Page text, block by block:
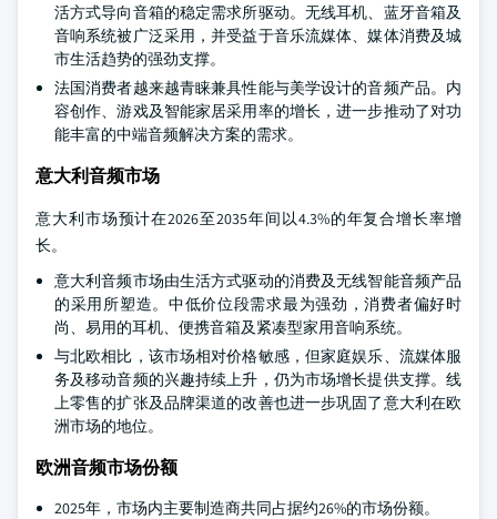
活方式导向音箱的稳定需求所驱动。无线耳机、蓝牙音箱及
音响系统被广泛采用，并受益于音乐流媒体、媒体消费及城
市生活趋势的强劲支撑。
法国消费者越来越青睐兼具性能与美学设计的音频产品。内
容创作、游戏及智能家居采用率的增长，进一步推动了对功
能丰富的中端音频解决方案的需求。
意大利音频市场
意大利市场预计在2026至2035年间以4.3%的年复合增长率增
长。
意大利音频市场由生活方式驱动的消费及无线智能音频产品
的采用所塑造。中低价位段需求最为强劲，消费者偏好时
尚、易用的耳机、便携音箱及紧凑型家用音响系统。
与北欧相比，该市场相对价格敏感，但家庭娱乐、流媒体服
务及移动音频的兴趣持续上升，仍为市场增长提供支撑。线
上零售的扩张及品牌渠道的改善也进一步巩固了意大利在欧
洲市场的地位。
欧洲音频市场份额
2025年，市场内主要制造商共同占据约26%的市场份额。